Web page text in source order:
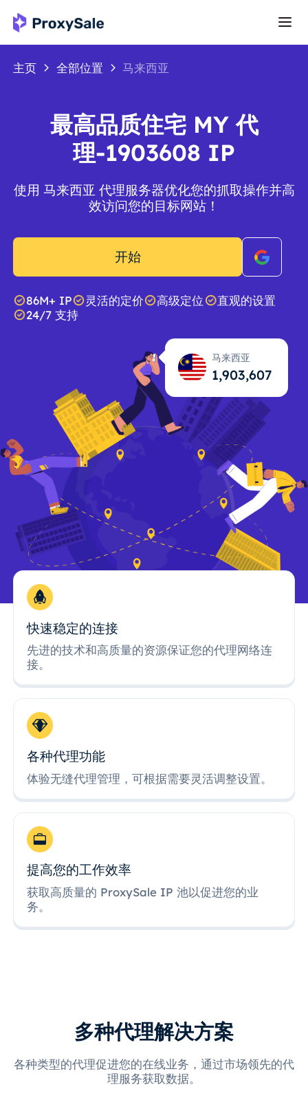
主页 全部位置 马来西亚
最高品质住宅 MY 代
理-1903608 IP
使用 马来西亚 代理服务器优化您的抓取操作并高
效访问您的目标网站！
开始
86M+ IP 灵活的定价 高级定位
直观的设置
24/7 支持
马来西亚
1,903,608
快速稳定的连接
先进的技术和高质量的资源保证您的代理网络连
接。
各种代理功能
体验无缝代理管理，可根据需要灵活调整设置。
提高您的工作效率
获取高质量的 ProxySale IP 池以促进您的业
务。
多种代理解决方案
各种类型的代理促进您的在线业务，通过市场领先的代
理服务获取数据。